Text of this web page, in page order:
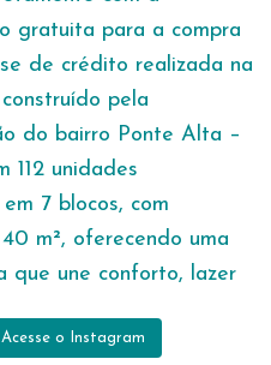
Acesse o Instagram